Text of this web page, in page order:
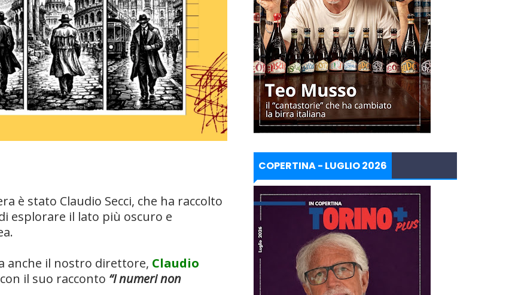
è stato Claudio Secci, che ha raccolto
esplorare il lato più oscuro e
anche il nostro direttore, Claudio
il suo racconto “I numeri non
COPERTINA - LUGLIO 2026